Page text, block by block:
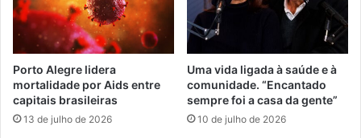
Porto Alegre lidera
mortalidade por Aids entre
capitais brasileiras
13 de julho de 2026
Uma vida ligada à saúde e à
comunidade. “Encantado
sempre foi a casa da gente”
10 de julho de 2026